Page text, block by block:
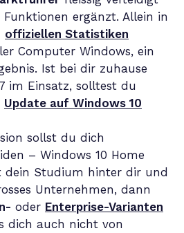
ergänzt. Allein in
offiziellen Statistiken
Computer Windows, ein
Ist bei dir zuhause
im Einsatz, solltest du
Update auf Windows 10
sollst du dich
– Windows 10 Home
dein Studium hinter dir und
Unternehmen, dann
oder Enterprise-Varianten
dich auch nicht von